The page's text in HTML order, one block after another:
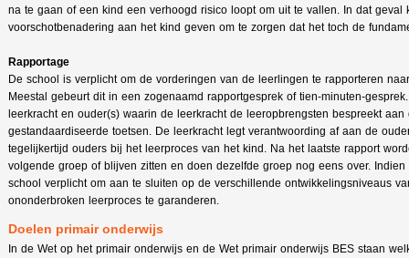
na te gaan of een kind een verhoogd risico loopt om uit te vallen. In dat geval
voorschotbenadering aan het kind geven om te zorgen dat het toch de
Rapportage
De school is verplicht om de vorderingen van de leerlingen te rapporteren
Meestal gebeurt dit in een zogenaamd rapportgesprek of tien-minuten-
leerkracht en ouder(s) waarin de leerkracht de leeropbrengsten bespreekt
gestandaardiseerde toetsen. De leerkracht legt verantwoording af aan de
tegelijkertijd ouders bij het leerproces van het kind. Na het laatste rapport
volgende groep of blijven zitten en doen dezelfde groep nog eens over.
school verplicht om aan te sluiten op de verschillende ontwikkelingsniveaus
ononderbroken leerproces te garanderen.
Doelen primair onderwijs
In de Wet op het primair onderwijs en de Wet primair onderwijs BES staan